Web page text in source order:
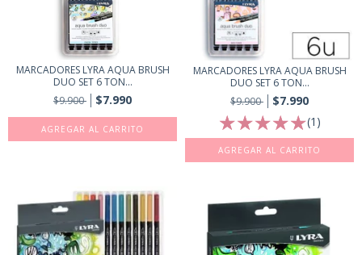
MARCADORES LYRA AQUA BRUSH
DUO SET 6 TON...
$9.900
$7.990
MARCADORES LYRA AQUA BRUSH
DUO SET 6 TON...
$9.900
$7.990
(1)